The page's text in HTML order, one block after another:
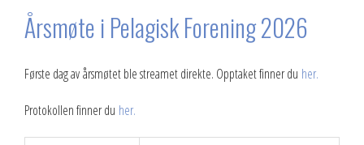
For medlemmer
Om oss
Aktuelt
Representantskapsmøte
Årsmøte i Pelagisk Forening 2026
Første dag av årsmøtet ble streamet direkte. Opptaket finner du her.
Protokollen finner du her.